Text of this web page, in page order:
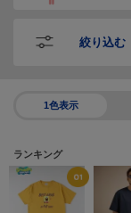
絞り込む
1色表示
ランキング